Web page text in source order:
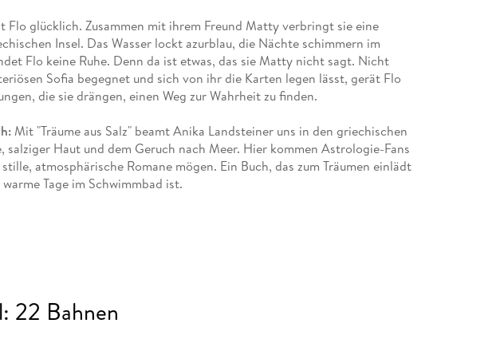
glücklich. Zusammen mit ihrem Freund Matty verbringt sie eine
Insel. Das Wasser lockt azurblau, die Nächte schimmern im
Flo keine Ruhe. Denn da ist etwas, das sie Matty nicht sagt. Nicht
Sofia begegnet und sich von ihr die Karten legen lässt, gerät Flo
die sie drängen, einen Weg zur Wahrheit zu finden.
Mit "Träume aus Salz" beamt Anika Landsteiner uns in den griechischen
Haut und dem Geruch nach Meer. Hier kommen Astrologie-Fans
atmosphärische Romane mögen. Ein Buch, das zum Träumen einlädt
Tage im Schwimmbad ist.
22 Bahnen